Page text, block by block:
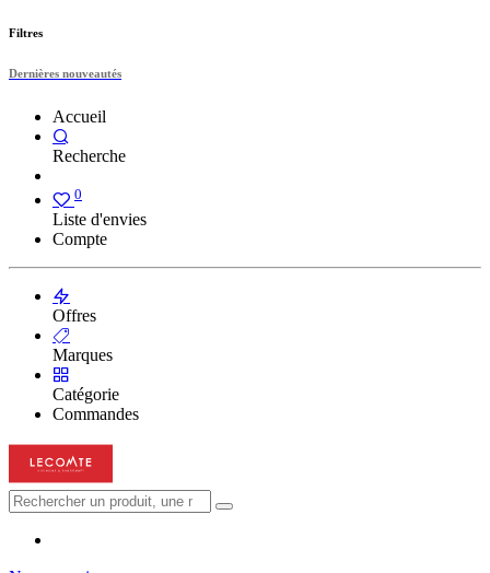
Filtres
Dernières nouveautés
Accueil
Recherche
0
Liste d'envies
Compte
Offres
Marques
Catégorie
Commandes